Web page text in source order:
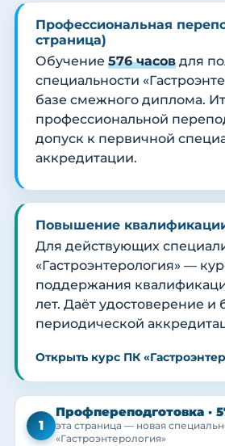
Профессиональная
страница)
Обучение 576 часов для
специальности
базе смежного диплома.
профессиональной
допуск к первичной
аккредитации.
Повышение
Для действующих
«Гастроэнтерология» —
поддержания
лет. Даёт удостоверение
периодической
Открыть курс ПК
1
Профпереподготовка ·
эта страница — новая
«Гастроэнтерология»